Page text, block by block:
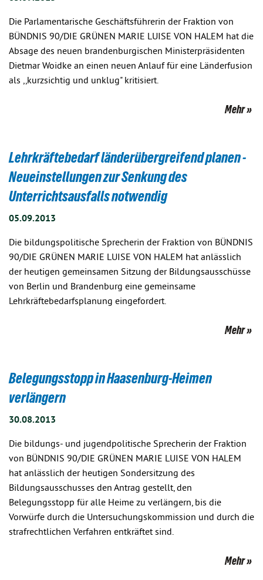
Die Parlamentarische Geschäftsführerin der Fraktion von
BÜNDNIS 90/DIE GRÜNEN MARIE LUISE VON HALEM hat die
Absage des neuen brandenburgischen Ministerpräsidenten
Dietmar Woidke an einen neuen Anlauf für eine Länderfusion
als ,,kurzsichtig und unklug" kritisiert.
Mehr
Lehrkräftebedarf länderübergreifend planen -
Neueinstellungen zur Senkung des
Unterrichtsausfalls notwendig
05.09.2013
Die bildungspolitische Sprecherin der Fraktion von BÜNDNIS
90/DIE GRÜNEN MARIE LUISE VON HALEM hat anlässlich
der heutigen gemeinsamen Sitzung der Bildungsausschüsse
von Berlin und Brandenburg eine gemeinsame
Lehrkräftebedarfsplanung eingefordert.
Mehr
Belegungsstopp in Haasenburg-Heimen
verlängern
30.08.2013
Die bildungs- und jugendpolitische Sprecherin der Fraktion
von BÜNDNIS 90/DIE GRÜNEN MARIE LUISE VON HALEM
hat anlässlich der heutigen Sondersitzung des
Bildungsausschusses den Antrag gestellt, den
Belegungsstopp für alle Heime zu verlängern, bis die
Vorwürfe durch die Untersuchungskommission und durch die
strafrechtlichen Verfahren entkräftet sind.
Mehr